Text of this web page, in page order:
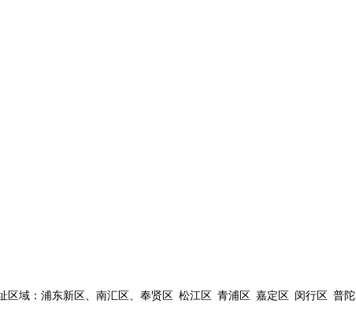
区域：浦东新区、南汇区、奉贤区 松江区 青浦区 嘉定区 闵行区 普陀